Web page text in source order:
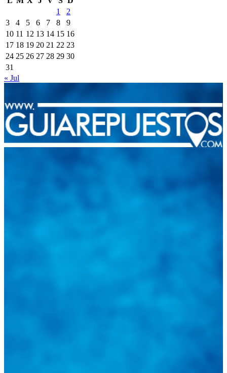
1
2
3
4 5 6 7 8
9
10 11 12 13 14 15 16
17 18 19 20 21 22 23
24 25 26 27 28 29 30
31
« Jul